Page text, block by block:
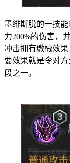
墨绯斯脱的一技
力200%的伤害，
冲击拥有缴械效
要效果就是令对
段之一。